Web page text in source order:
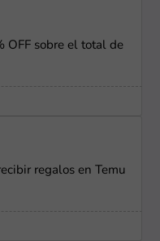
OFF sobre el total de
regalos en Temu